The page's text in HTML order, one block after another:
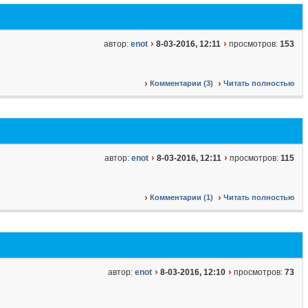
автор: enot 8-03-2016, 12:11 просмотров: 153
Комментарии (3) Читать полностью
автор: enot 8-03-2016, 12:11 просмотров: 115
Комментарии (1) Читать полностью
автор: enot 8-03-2016, 12:10 просмотров: 73